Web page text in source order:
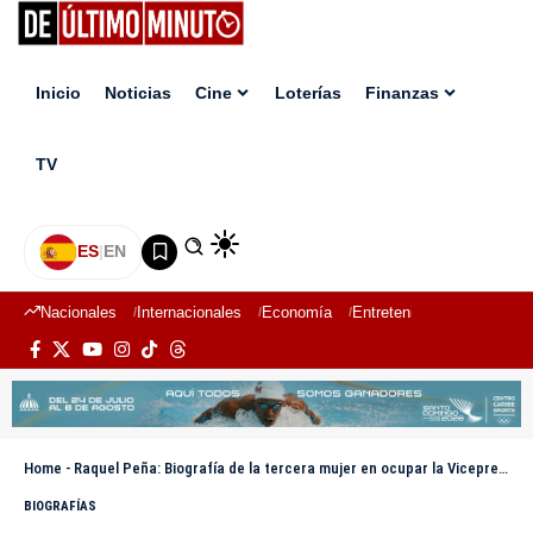
Inicio Noticias Cine Loterías Finanzas
TV
ES|EN
Nacionales Internacionales Economía Entretenimiento
Home - Raquel Peña: Biografía de la tercera mujer en ocupar la Vicepresidencia de la República Dominicana
BIOGRAFÍAS